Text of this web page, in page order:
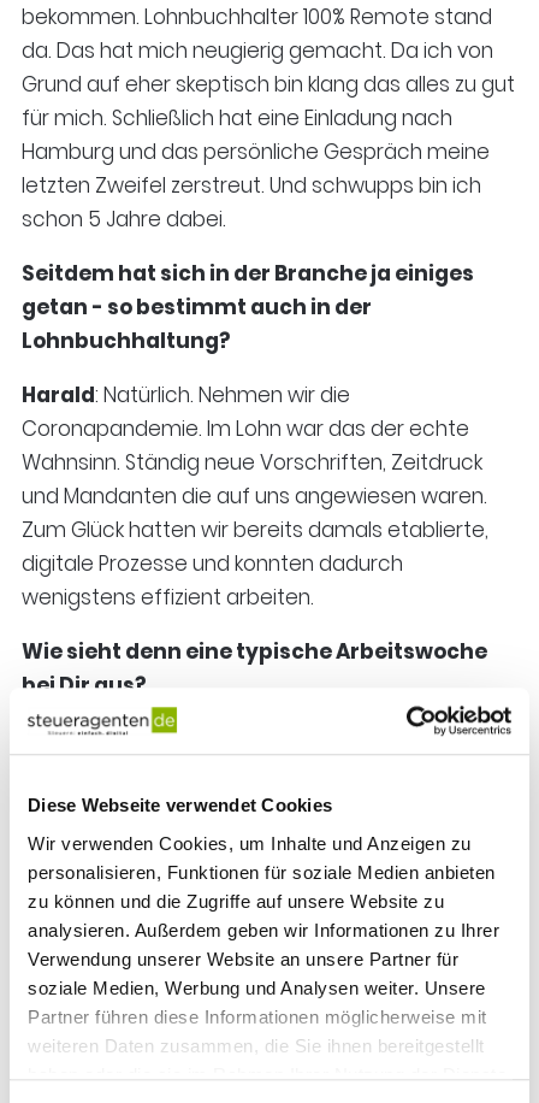
Diese Webseite verwendet Cookies
Wir verwenden Cookies, um Inhalte und Anzeigen zu
personalisieren, Funktionen für soziale Medien anbieten
zu können und die Zugriffe auf unsere Website zu
analysieren. Außerdem geben wir Informationen zu Ihrer
Verwendung unserer Website an unsere Partner für
soziale Medien, Werbung und Analysen weiter. Unsere
Partner führen diese Informationen möglicherweise mit
weiteren Daten zusammen, die Sie ihnen bereitgestellt
bekommen. Lohnbuchhalter 100% Remote stand
da. Das hat mich neugierig gemacht. Da ich von
Grund auf eher skeptisch bin klang das alles zu gut
für mich. Schließlich hat eine Einladung nach
Hamburg und das persönliche Gespräch meine
letzten Zweifel zerstreut. Und schwupps bin ich
schon 5 Jahre dabei.
Seitdem hat sich in der Branche ja einiges
getan - so bestimmt auch in der
Lohnbuchhaltung?
Harald: Natürlich. Nehmen wir die
Coronapandemie. Im Lohn war das der echte
Wahnsinn. Ständig neue Vorschriften, Zeitdruck
und Mandanten die auf uns angewiesen waren.
Zum Glück hatten wir bereits damals etablierte,
digitale Prozesse und konnten dadurch
wenigstens effizient arbeiten.
Wie sieht denn eine typische Arbeitswoche
bei Dir aus?
Harald: Bunt gemischt. Arbeiten im Lohnbereich
erstellt. Das Spektrum Lohn ist viel größer. Dazu
gehören Fortbildungen, Beratung, der Austausch
mit Mandanten und Kollegen, Teilnahme an
Prüfungen, Organisation, Optimieren der Abläufe
oder auch die Umsetzung zahlreicher gesetzlicher
Änderungen, um nur einige Punkte zu nennen. Alle
zwei Wochen findet unser Lohn-Meeting statt. Hier
treffen wir uns virtuell und besprechen